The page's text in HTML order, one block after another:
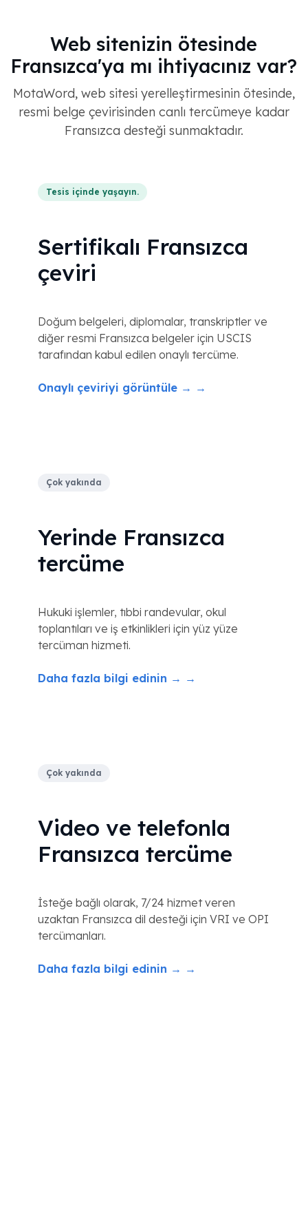
Web sitenizin ötesinde
Fransızca'ya mı ihtiyacınız var?
MotaWord, web sitesi yerelleştirmesinin ötesinde,
resmi belge çevirisinden canlı tercümeye kadar
Fransızca desteği sunmaktadır.
Tesis içinde yaşayın.
Sertifikalı Fransızca
çeviri
Doğum belgeleri, diplomalar, transkriptler ve
diğer resmi Fransızca belgeler için USCIS
tarafından kabul edilen onaylı tercüme.
Onaylı çeviriyi görüntüle → →
Çok yakında
Yerinde Fransızca
tercüme
Hukuki işlemler, tıbbi randevular, okul
toplantıları ve iş etkinlikleri için yüz yüze
tercüman hizmeti.
Daha fazla bilgi edinin → →
Çok yakında
Video ve telefonla
Fransızca tercüme
İsteğe bağlı olarak, 7/24 hizmet veren
uzaktan Fransızca dil desteği için VRI ve OPI
tercümanları.
Daha fazla bilgi edinin → →